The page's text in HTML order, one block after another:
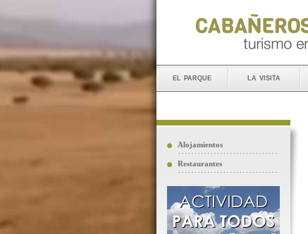
el parque la visita
Alojamientos
Restaurantes